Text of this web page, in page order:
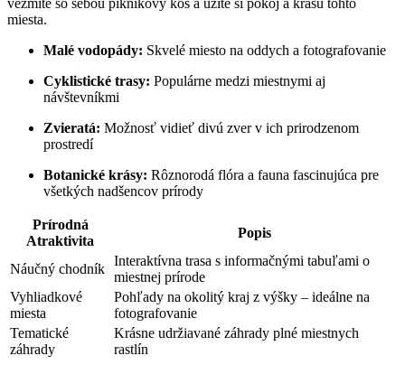
miesta.
Malé vodopády: Skvelé miesto na oddych a fotografovanie
Cyklistické trasy: Populárne medzi miestnymi aj
návštevníkmi
Zvieratá: Možnosť vidieť divú zver v ich prirodzenom
prostredí
Botanické krásy: Rôznorodá flóra a fauna fascinujúca pre
všetkých nadšencov prírody
Prírodná
Atraktivita
Popis
Náučný chodník
Interaktívna trasa s informačnými tabuľami o
miestnej prírode
Vyhliadkové
miesta
Pohľady na okolitý kraj z výšky – ideálne na
fotografovanie
Tematické
záhrady
Krásne udržiavané záhrady plné miestnych
rastlín